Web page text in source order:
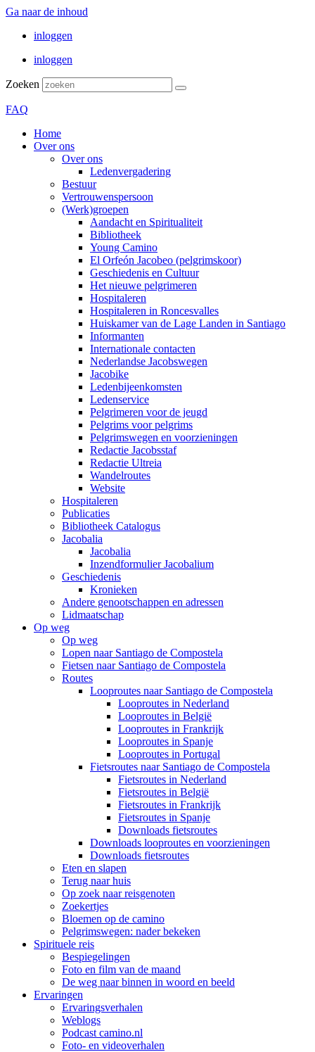
Ga naar de inhoud
inloggen
inloggen
Zoeken
FAQ
Home
Over ons
Over ons
Ledenvergadering
Bestuur
Vertrouwenspersoon
(Werk)groepen
Aandacht en Spiritualiteit
Bibliotheek
Young Camino
El Orfeón Jacobeo (pelgrimskoor)
Geschiedenis en Cultuur
Het nieuwe pelgrimeren
Hospitaleren
Hospitaleren in Roncesvalles
Huiskamer van de Lage Landen in Santiago
Informanten
Internationale contacten
Nederlandse Jacobswegen
Jacobike
Ledenbijeenkomsten
Ledenservice
Pelgrimeren voor de jeugd
Pelgrims voor pelgrims
Pelgrimswegen en voorzieningen
Redactie Jacobsstaf
Redactie Ultreia
Wandelroutes
Website
Hospitaleren
Publicaties
Bibliotheek Catalogus
Jacobalia
Jacobalia
Inzendformulier Jacobalium
Geschiedenis
Kronieken
Andere genootschappen en adressen
Lidmaatschap
Op weg
Op weg
Lopen naar Santiago de Compostela
Fietsen naar Santiago de Compostela
Routes
Looproutes naar Santiago de Compostela
Looproutes in Nederland
Looproutes in België
Looproutes in Frankrijk
Looproutes in Spanje
Looproutes in Portugal
Fietsroutes naar Santiago de Compostela
Fietsroutes in Nederland
Fietsroutes in België
Fietsroutes in Frankrijk
Fietsroutes in Spanje
Downloads fietsroutes
Downloads looproutes en voorzieningen
Downloads fietsroutes
Eten en slapen
Terug naar huis
Op zoek naar reisgenoten
Zoekertjes
Bloemen op de camino
Pelgrimswegen: nader bekeken
Spirituele reis
Bespiegelingen
Foto en film van de maand
De weg naar binnen in woord en beeld
Ervaringen
Ervaringsverhalen
Weblogs
Podcast camino.nl
Foto- en videoverhalen